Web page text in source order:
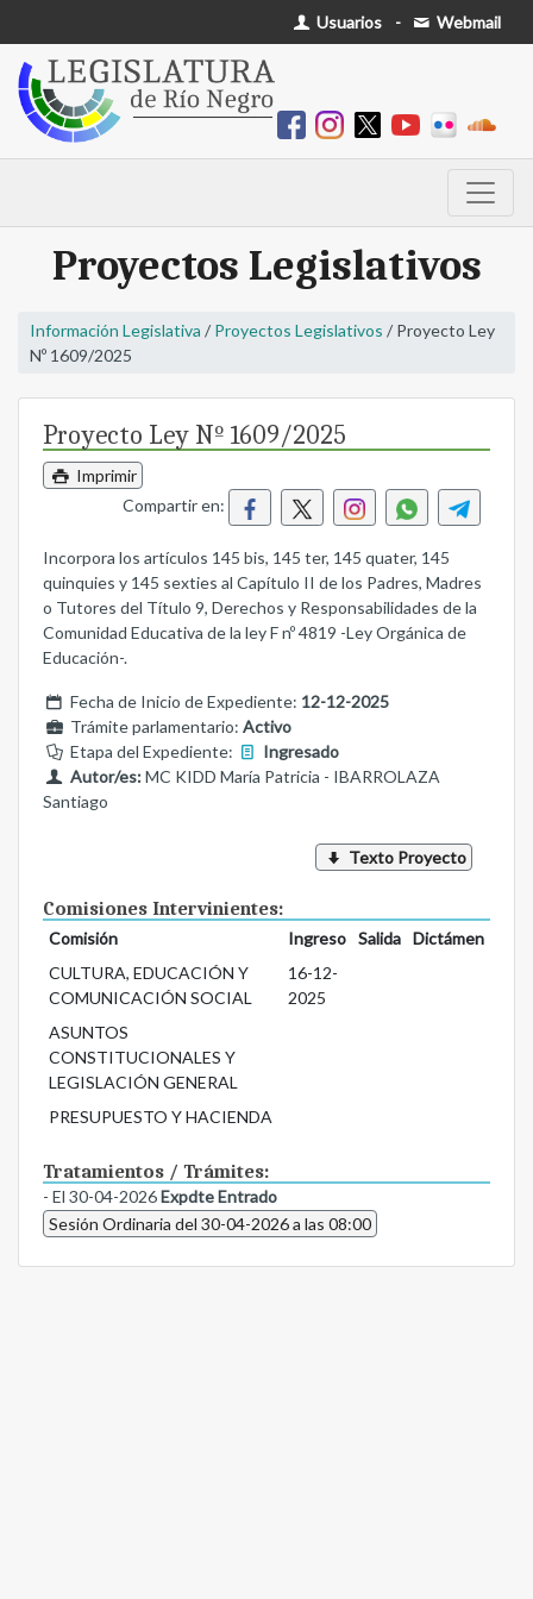
Usuarios - Webmail
Proyectos Legislativos
Información Legislativa / Proyectos Legislativos / Proyecto Ley
Nº 1609/2025
Proyecto Ley Nº 1609/2025
Imprimir
Compartir en:
Incorpora los artículos 145 bis, 145 ter, 145 quater, 145
quinquies y 145 sexties al Capítulo II de los Padres, Madres
o Tutores del Título 9, Derechos y Responsabilidades de la
Comunidad Educativa de la ley F nº 4819 -Ley Orgánica de
Educación-.
Fecha de Inicio de Expediente: 12-12-2025
Trámite parlamentario: Activo
Etapa del Expediente:
Ingresado
Autor/es:MC KIDD María Patricia - IBARROLAZA
Santiago
Texto Proyecto
Comisiones Intervinientes:
Comisión Ingreso Salida
Dictámen
CULTURA, EDUCACIÓN Y
COMUNICACIÓN SOCIAL
16-12-
2025
ASUNTOS
CONSTITUCIONALES Y
LEGISLACIÓN GENERAL
PRESUPUESTO Y HACIENDA
Tratamientos / Trámites:
- El 30-04-2026Expdte Entrado
Sesión Ordinaria del 30-04-2026 a las 08:00